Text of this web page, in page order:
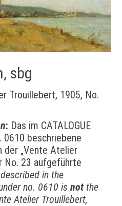
sbg
Trouillebert, 1905, No.
: Das im CATALOGUE
0610 beschriebene
der „Vente Atelier
No. 23 aufgeführte
in the
under no. 0610 isnotthe
Atelier Trouillebert,